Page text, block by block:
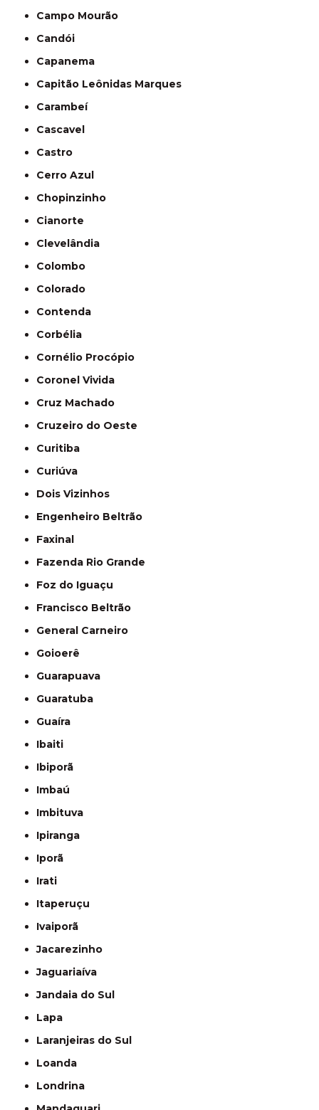
Campo Mourão
Candói
Capanema
Capitão Leônidas Marques
Carambeí
Cascavel
Castro
Cerro Azul
Chopinzinho
Cianorte
Clevelândia
Colombo
Colorado
Contenda
Corbélia
Cornélio Procópio
Coronel Vivida
Cruz Machado
Cruzeiro do Oeste
Curitiba
Curiúva
Dois Vizinhos
Engenheiro Beltrão
Faxinal
Fazenda Rio Grande
Foz do Iguaçu
Francisco Beltrão
General Carneiro
Goioerê
Guarapuava
Guaratuba
Guaíra
Ibaiti
Ibiporã
Imbaú
Imbituva
Ipiranga
Iporã
Irati
Itaperuçu
Ivaiporã
Jacarezinho
Jaguariaíva
Jandaia do Sul
Lapa
Laranjeiras do Sul
Loanda
Londrina